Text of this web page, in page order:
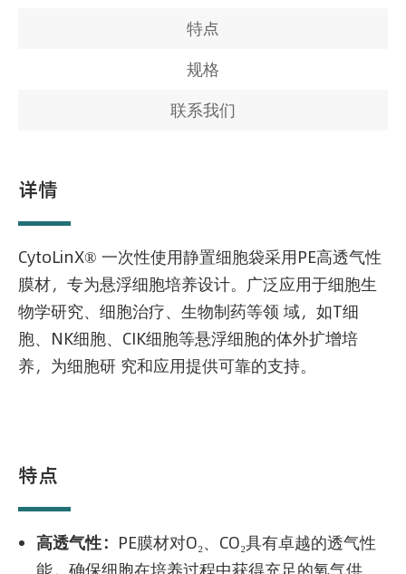
特点
规格
联系我们
详情
CytoLinX® 一次性使用静置细胞袋采用PE高透气性
膜材，专为悬浮细胞培养设计。广泛应用于细胞生
物学研究、细胞治疗、生物制药等领 域，如T细
胞、NK细胞、CIK细胞等悬浮细胞的体外扩增培
养，为细胞研 究和应用提供可靠的支持。
特点
高透气性： PE膜材对O₂、CO₂具有卓越的透气性